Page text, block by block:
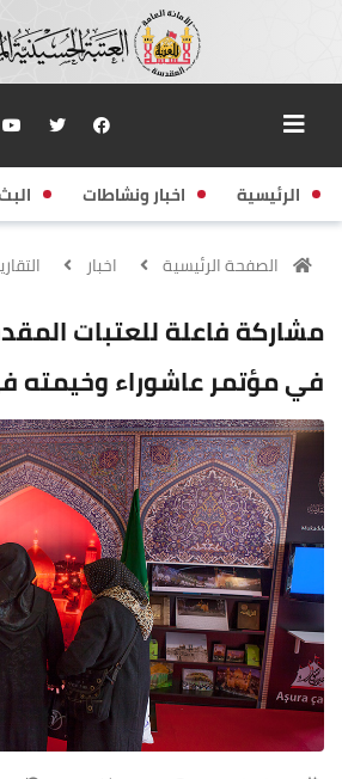
الرئيسية اخبار ونشاطات
الصفحة الرئيسية اخبار
مشاركة فاعلة للعتبات
في مؤتمر عاشوراء وخيمته